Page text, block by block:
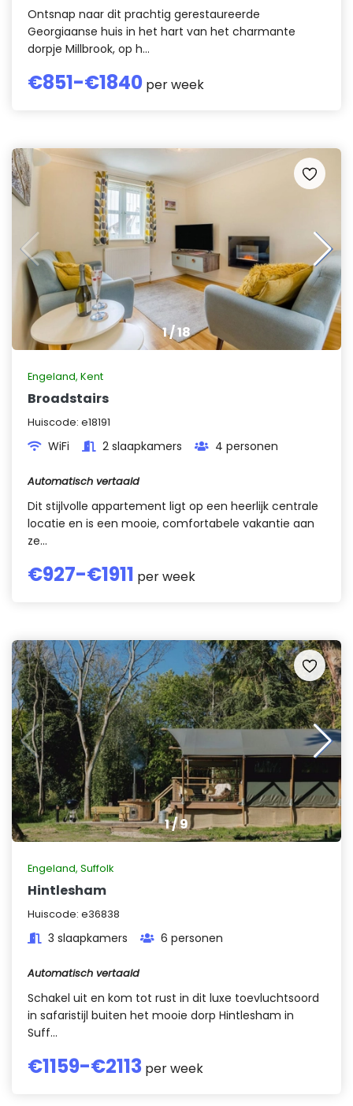
Ontsnap naar dit prachtig gerestaureerde
Georgiaanse huis in het hart van het charmante
dorpje Millbrook, op h...
€851-€1840 per week
1/18
Engeland, Kent
Broadstairs
Huiscode: e18191
WiFi 2 slaapkamers 4 personen
Automatisch vertaald
Dit stijlvolle appartement ligt op een heerlijk centrale
locatie en is een mooie, comfortabele vakantie aan
ze...
€927-€1911 per week
1/9
Engeland, Suffolk
Hintlesham
Huiscode: e36838
3 slaapkamers 6 personen
Automatisch vertaald
Schakel uit en kom tot rust in dit luxe toevluchtsoord
in safaristijl buiten het mooie dorp Hintlesham in
Suff...
€1159-€2113 per week